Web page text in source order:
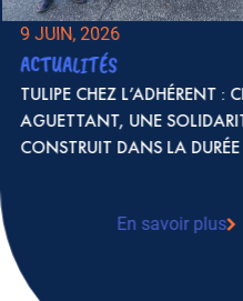
9 JUIN, 2026
ACTUALITÉS
TULIPE CHEZ L’ADHÉRENT :
AGUETTANT, UNE
CONSTRUIT DANS LA DURÉE
En savoir plus
: TULIPE CHEZ
AGUETTANT,
CONSTRUIT